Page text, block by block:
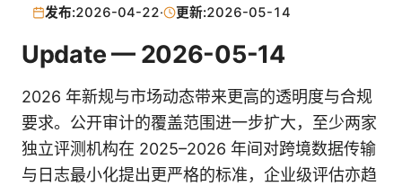
发布:2026-04-22· 更新:2026-05-14
Update — 2026-05-14
2026 年新规与市场动态带来更高的透明度与合规
要求。公开审计的覆盖范围进一步扩大，至少两家
独立评测机构在 2025–2026 年间对跨境数据传输
与日志最小化提出更严格的标准，企业级评估亦趋